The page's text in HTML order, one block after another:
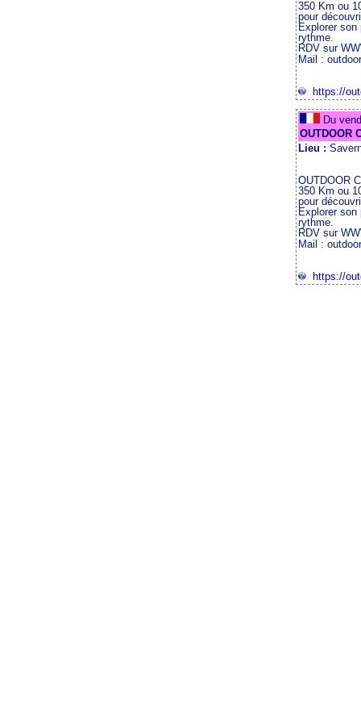
350 Km ou
pour
Explorer
rythme.
RDV sur
Mail :
https://
Du
OUTDOOR
Lieu :
OUTDOOR
350 Km ou
pour
Explorer
rythme.
RDV sur
Mail :
https://